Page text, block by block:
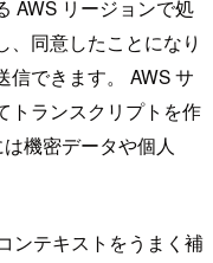
AWS リージョンで処
、同意したことになり
信できます。 AWS サ
トランスクリプトを作
機密データや個人
ンテキストをうまく補